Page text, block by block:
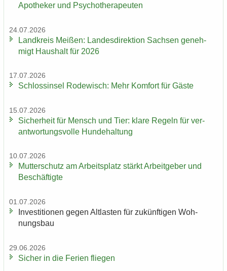
Apo­the­ker und Psy­cho­the­ra­peu­ten
24.07.2026
Land­kreis Mei­ßen: Lan­des­di­rek­ti­on Sach­sen ge­neh­
migt Haus­halt für 2026
17.07.2026
Schloss­in­sel Ro­de­wisch: Mehr Kom­fort für Gäste
15.07.2026
Si­cher­heit für Mensch und Tier: klare Re­geln für ver­
ant­wor­tungs­vol­le Hun­de­hal­tung
10.07.2026
Mut­ter­schutz am Ar­beits­platz stärkt Ar­beit­ge­ber und
Be­schäf­tig­te
01.07.2026
In­ves­ti­tio­nen gegen Alt­las­ten für zu­künf­ti­gen Woh­
nungs­bau
29.06.2026
Si­cher in die Fe­ri­en flie­gen